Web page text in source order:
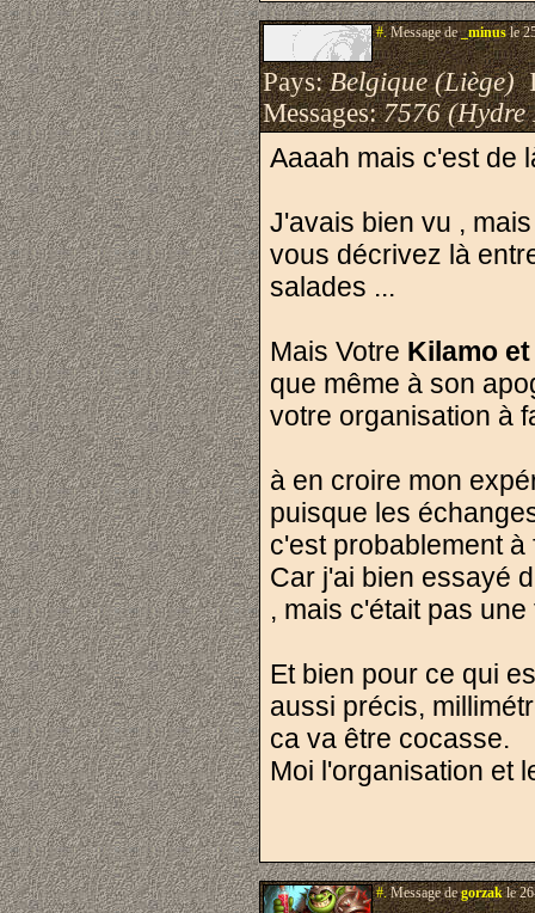
#.Message de_minusle
Pays:Belgique (Liège)
Messages:7576 (Hydre
Aaaah mais c'est de
J'avais bien vu ,
vous décrivez là
salades ...
Mais Votre Kilamo
que même à son
votre organisation à
à en croire mon
puisque les
c'est probablement
Car j'ai bien essayé
, mais c'était pas
Et bien pour ce qui
aussi précis,
ca va être cocasse.
Moi l'organisation et
#.Message degorzakle